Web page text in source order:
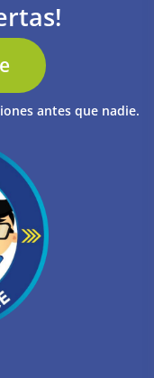
antes que nadie.